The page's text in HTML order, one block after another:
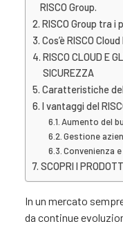
RISCO Group.
RISCO Group tra i
Cos’è RISCO
RISCO CLOUD E
SICUREZZA
Caratteristiche del
I vantaggi del
Aumento del
Gestione
Convenienza
SCOPRI I
In un mercato
da continue